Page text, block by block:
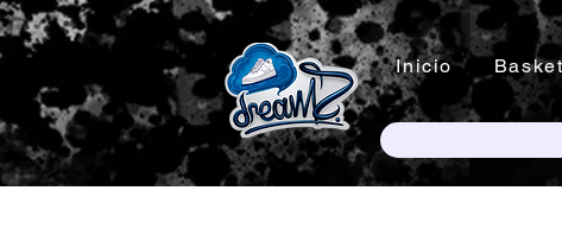
Inicio